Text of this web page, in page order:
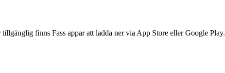
finns Fass appar att ladda ner via App Store eller Google Play.